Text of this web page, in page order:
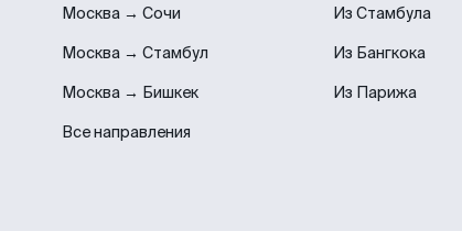
Москва → Сочи
Москва → Стамбул
Москва → Бишкек
Все направления
Из Стамбула
Из Бангкока
Из Парижа